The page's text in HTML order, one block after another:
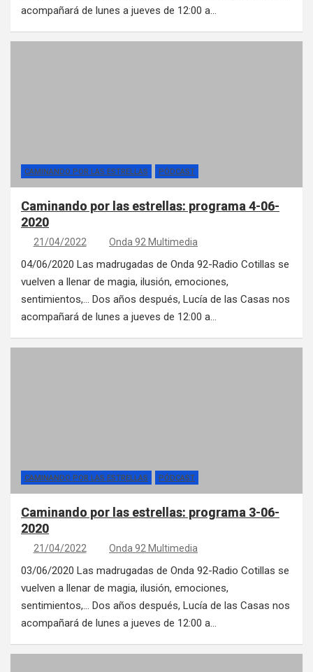
acompañará de lunes a jueves de 12:00 a…
CAMINANDO POR LAS ESTRELLAS PÓDCAST
Caminando por las estrellas: programa 4-06-
2020
21/04/2022 Onda 92 Multimedia
04/06/2020 Las madrugadas de Onda 92-Radio Cotillas se
vuelven a llenar de magia, ilusión, emociones,
sentimientos,… Dos años después, Lucía de las Casas nos
acompañará de lunes a jueves de 12:00 a…
CAMINANDO POR LAS ESTRELLAS PÓDCAST
Caminando por las estrellas: programa 3-06-
2020
21/04/2022 Onda 92 Multimedia
03/06/2020 Las madrugadas de Onda 92-Radio Cotillas se
vuelven a llenar de magia, ilusión, emociones,
sentimientos,… Dos años después, Lucía de las Casas nos
acompañará de lunes a jueves de 12:00 a…